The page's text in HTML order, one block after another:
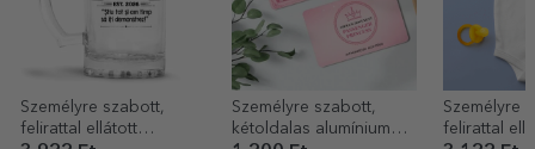
Személyre szabott,
felirattal ellátott
Személyre szabott,
kétoldalas alumínium
Személyre
felirattal